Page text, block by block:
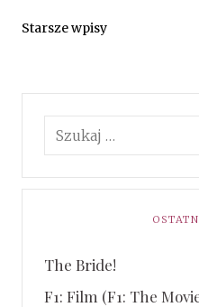
Starsze wpisy
The Bride!
F1: Film (F1: The